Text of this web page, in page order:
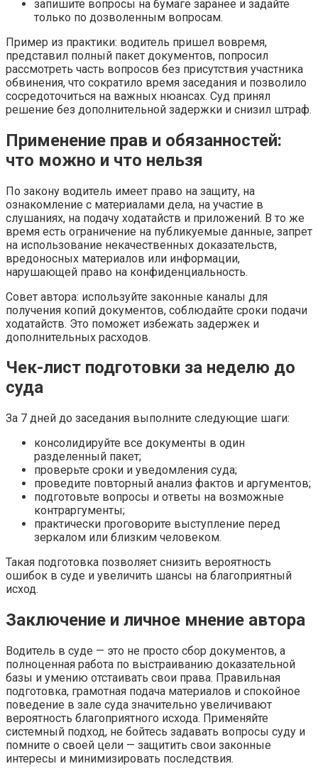
запишите вопросы на бумаге заранее и задайте
только по дозволенным вопросам.
Пример из практики: водитель пришел вовремя,
представил полный пакет документов, попросил
рассмотреть часть вопросов без присутствия участника
обвинения, что сократило время заседания и позволило
сосредоточиться на важных нюансах. Суд принял
решение без дополнительной задержки и снизил штраф.
Применение прав и обязанностей:
что можно и что нельзя
По закону водитель имеет право на защиту, на
ознакомление с материалами дела, на участие в
слушаниях, на подачу ходатайств и приложений. В то же
время есть ограничение на публикуемые данные, запрет
на использование некачественных доказательств,
вредоносных материалов или информации,
нарушающей право на конфиденциальность.
Совет автора: используйте законные каналы для
получения копий документов, соблюдайте сроки подачи
ходатайств. Это поможет избежать задержек и
дополнительных расходов.
Чек-лист подготовки за неделю до
суда
За 7 дней до заседания выполните следующие шаги:
консолидируйте все документы в один
разделенный пакет;
проверьте сроки и уведомления суда;
проведите повторный анализ фактов и аргументов;
подготовьте вопросы и ответы на возможные
контраргументы;
практически проговорите выступление перед
зеркалом или близким человеком.
Такая подготовка позволяет снизить вероятность
ошибок в суде и увеличить шансы на благоприятный
исход.
Заключение и личное мнение автора
Водитель в суде — это не просто сбор документов, а
полноценная работа по выстраиванию доказательной
базы и умению отстаивать свои права. Правильная
подготовка, грамотная подача материалов и спокойное
поведение в зале суда значительно увеличивают
вероятность благоприятного исхода. Применяйте
системный подход, не бойтесь задавать вопросы суду и
помните о своей цели — защитить свои законные
интересы и минимизировать последствия.